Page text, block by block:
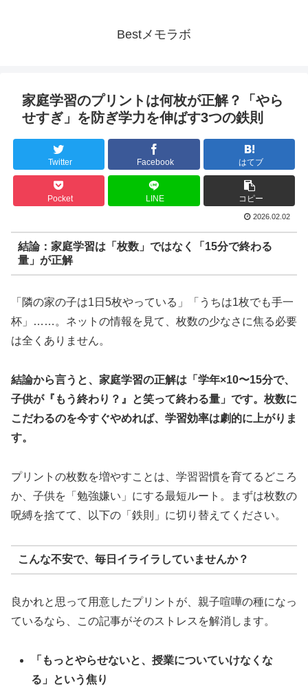
Bestメモラボ
家庭学習のプリントは何枚が正解？「やら
せすぎ」を防ぎ学力を伸ばす3つの鉄則
Twitter Facebook はてブ
Pocket LINE コピー
2026.02.02
結論：家庭学習は「枚数」ではなく「15分で終わる
量」が正解
「隣の家の子は1日5枚やっている」「うちは1枚でも手一
杯」……。ネットの情報を見て、枚数の少なさに焦る必要
は全くありません。
結論から言うと、家庭学習の正解は「学年×10〜15分で、
子供が『もう終わり？』と笑って終わる量」です。枚数に
こだわるのを今すぐやめれば、学習効率は劇的に上がりま
す。
プリントの枚数を増やすことは、学習習慣を育てるどころ
か、子供を「勉強嫌い」にする最短ルート。まずは枚数の
呪縛を捨てて、以下の「鉄則」に切り替えてください。
こんな不安で、毎日イライラしていませんか？
良かれと思って用意したプリントが、親子喧嘩の種になっ
ているなら、この記事がそのストレスを解消します。
「もっとやらせないと、授業についていけなくな
る」という焦り